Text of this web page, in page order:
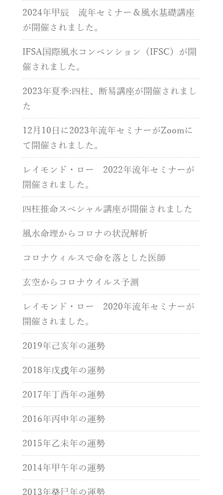
2024年甲辰 流年セミナー＆風水基礎講座
が開催されました。
IFSA国際風水コンベンション（IFSC）が開
催されました。
2023年夏季:四柱、断易講座が開催されまし
た
12月10日に2023年流年セミナーがZoomに
て開催されました。
レイモンド・ロー 2022年流年セミナーが
開催されました。
四柱推命スペシャル講座が開催されました
風水命理からコロナの状況解析
コロナウィルスで命を落とした医師
玄空からコロナウイルス予測
レイモンド・ロー 2020年流年セミナーが
開催されました。
2019年己亥年の運勢
2018年戊戌年の運勢
2017年丁酉年の運勢
2016年丙申年の運勢
2015年乙未年の運勢
2014年甲午年の運勢
2013年癸巳年の運勢